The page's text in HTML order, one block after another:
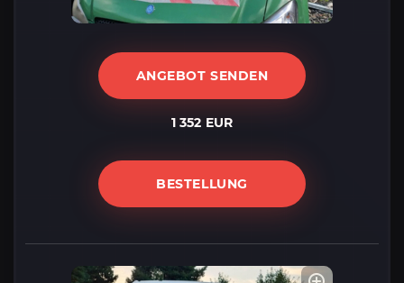
ANGEBOT SENDEN
1 352 EUR
BESTELLUNG